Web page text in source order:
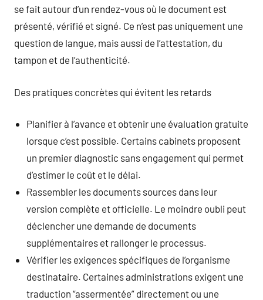
se fait autour d’un rendez-vous où le document est
présenté, vérifié et signé. Ce n’est pas uniquement une
question de langue, mais aussi de l’attestation, du
tampon et de l’authenticité.
Des pratiques concrètes qui évitent les retards
Planifier à l’avance et obtenir une évaluation gratuite
lorsque c’est possible. Certains cabinets proposent
un premier diagnostic sans engagement qui permet
d’estimer le coût et le délai.
Rassembler les documents sources dans leur
version complète et officielle. Le moindre oubli peut
déclencher une demande de documents
supplémentaires et rallonger le processus.
Vérifier les exigences spécifiques de l’organisme
destinataire. Certaines administrations exigent une
traduction “assermentée” directement ou une